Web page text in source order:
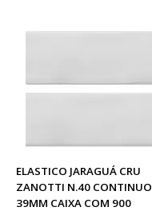
ELASTICO JARAGUÁ CRU
ZANOTTI N.40 CONTINUO
39MM CAIXA COM 900